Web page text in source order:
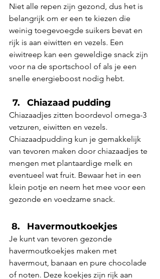
Niet alle repen zijn gezond, dus het is
belangrijk om er een te kiezen die
weinig toegevoegde suikers bevat en
rijk is aan eiwitten en vezels. Een
eiwitreep kan een geweldige snack zijn
voor na de sportschool of als je een
snelle energieboost nodig hebt.
Chiazaad pudding
Chiazaadjes zitten boordevol omega-3
vetzuren, eiwitten en vezels.
Chiazaadpudding kun je gemakkelijk
van tevoren maken door chiazaadjes te
mengen met plantaardige melk en
eventueel wat fruit. Bewaar het in een
klein potje en neem het mee voor een
gezonde en voedzame snack.
Havermoutkoekjes
Je kunt van tevoren gezonde
havermoutkoekjes maken met
havermout, banaan en pure chocolade
of noten. Deze koekjes zijn rijk aan